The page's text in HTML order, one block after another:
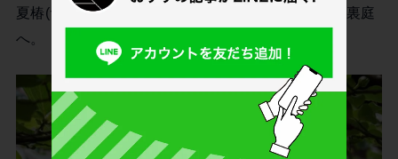
夏椿(サラの花)が咲いているとのことだったので、裏庭
へ。